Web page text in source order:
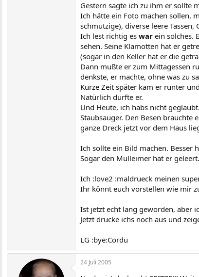
Gestern sagte ich zu ihm er sollte
Ich hätte ein Foto machen sollen,
schmutzige), diverse leere Tassen,
Ich lest richtig es war ein solches.
sehen. Seine Klamotten hat er
(sogar in den Keller hat er die
Dann mußte er zum Mittagessen
denkste, er machte, ohne was zu
Kurze Zeit später kam er runter und
Natürlich durfte er.
Und Heute, ich habs nicht
Staubsauger. Den Besen brauchte
ganze Dreck jetzt vor dem Haus
Ich sollte ein Bild machen. Besser
Sogar den Mülleimer hat er geleert.
Ich :love2 :maldrueck meinen
Ihr könnt euch vorstellen wie mir
Ist jetzt echt lang geworden, aber
Jetzt drucke ichs noch aus und
LG :bye:Cordu
24 Juli 2005